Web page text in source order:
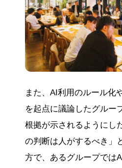
また、AI利用のルール化
を起点に議論したグルー
根拠が示されるようにし
の判断は人がするべき」
方で、あるグループでは